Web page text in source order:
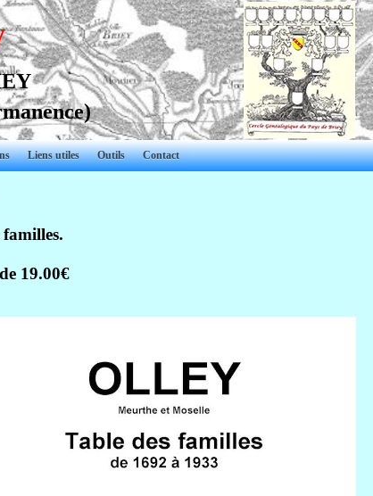
Liens utiles Outils Contact
19.00€